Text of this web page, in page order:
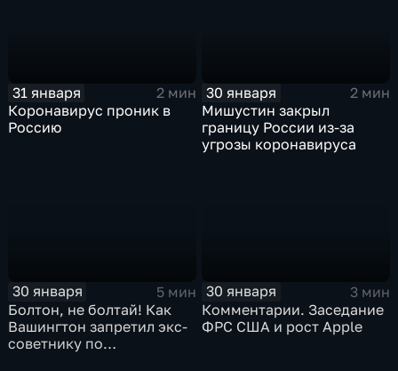
31 января
2 мин
Коронавирус проник в
Россию
30 января
2 мин
Мишустин закрыл
границу России из-за
угрозы коронавируса
30 января
5 мин
Болтон, не болтай! Как
Вашингтон запретил экс-
советнику по
30 января
3 мин
Комментарии. Заседание
ФРС США и рост Apple